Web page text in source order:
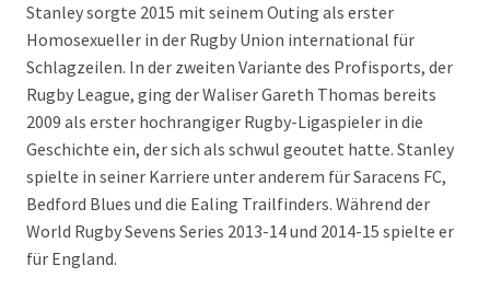
Stanley sorgte 2015 mit seinem Outing als erster
Homosexueller in der Rugby Union international für
Schlagzeilen. In der zweiten Variante des Profisports, der
Rugby League, ging der Waliser Gareth Thomas bereits
2009 als erster hochrangiger Rugby-Ligaspieler in die
Geschichte ein, der sich als schwul geoutet hatte. Stanley
spielte in seiner Karriere unter anderem für Saracens FC,
Bedford Blues und die Ealing Trailfinders. Während der
World Rugby Sevens Series 2013-14 und 2014-15 spielte er
für England.